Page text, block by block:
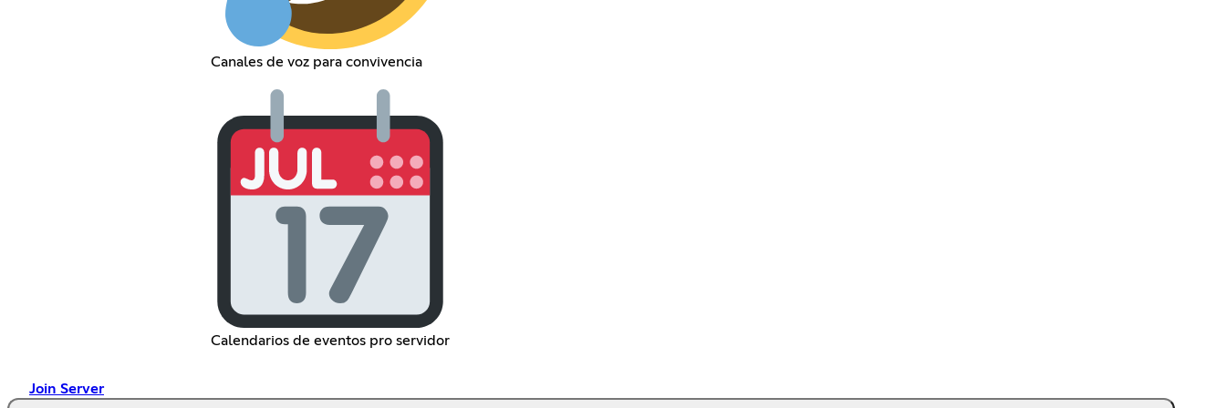
Canales de voz para convivencia
Calendarios de eventos pro servidor
Join Server